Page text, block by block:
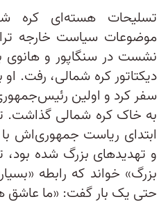
تسلیحات هسته‌ای کره
موضوعات سیاست خارجه
نشست در سنگاپور و هانوی
دیکتاتور کره شمالی، رفت.
سفر کرد و اولین
به خاک کره شمالی گذاشت.
ابتدای ریاست ‌جمهوری‌اش با
و تهدیدهای بزرگ شده بود،
بزرگ» خواند که رابطه
حتی یک بار گفت: «ما